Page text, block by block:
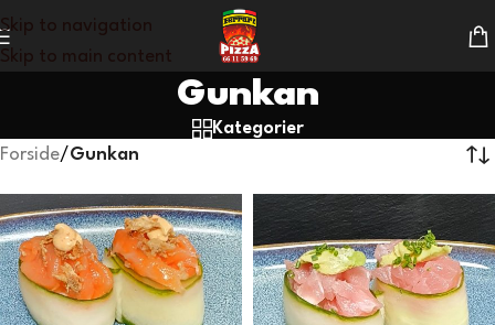
Skip to navigation
Skip to main content
Gunkan
Kategorier
Forside/Gunkan